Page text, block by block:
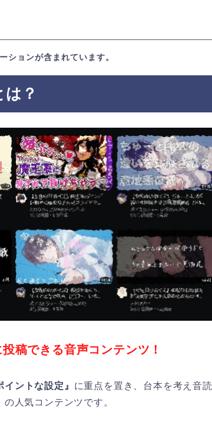
ションが含まれています。
？
稿できる音声コンテンツ！
イントな設定』 に重点を置き、台本を考え音読
人気コンテンツです。